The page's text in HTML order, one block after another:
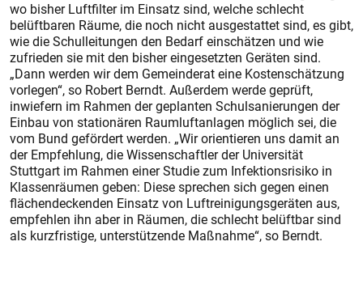
wo bisher Luftfilter im Einsatz sind, welche schlecht
belüftbaren Räume, die noch nicht ausgestattet sind, es gibt,
wie die Schulleitungen den Bedarf einschätzen und wie
zufrieden sie mit den bisher eingesetzten Geräten sind.
„Dann werden wir dem Gemeinderat eine Kostenschätzung
vorlegen“, so Robert Berndt. Außerdem werde geprüft,
inwiefern im Rahmen der geplanten Schulsanierungen der
Einbau von stationären Raumluftanlagen möglich sei, die
vom Bund gefördert werden. „Wir orientieren uns damit an
der Empfehlung, die Wissenschaftler der Universität
Stuttgart im Rahmen einer Studie zum Infektionsrisiko in
Klassenräumen geben: Diese sprechen sich gegen einen
flächendeckenden Einsatz von Luftreinigungsgeräten aus,
empfehlen ihn aber in Räumen, die schlecht belüftbar sind
als kurzfristige, unterstützende Maßnahme“, so Berndt.